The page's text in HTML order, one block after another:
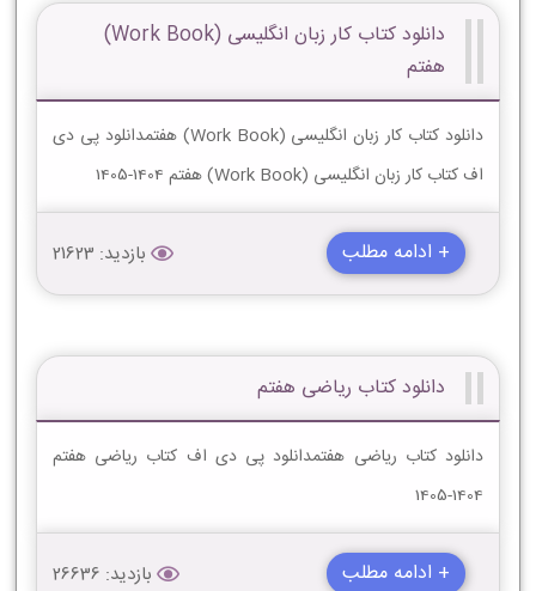
دانلود کتاب کار زبان انگلیسی (Work Book)
هفتم
دانلود کتاب کار زبان انگلیسی (Work Book) هفتمدانلود پی دی
اف کتاب کار زبان انگلیسی (Work Book) هفتم 1404-1405
+ ادامه مطلب بازدید: 21623
دانلود کتاب ریاضی هفتم
دانلود کتاب ریاضی هفتمدانلود پی دی اف کتاب ریاضی هفتم
1404-1405
+ ادامه مطلب بازدید: 26636